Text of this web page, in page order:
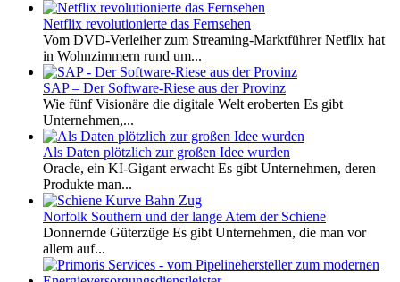
Netflix revolutionierte das Fernsehen
Vom DVD-Verleiher zum Streaming-Marktführer Netflix hat
in Wohnzimmern rund um...
SAP – Der Software-Riese aus der Provinz
Wie fünf Visionäre die digitale Welt eroberten Es gibt
Unternehmen,...
Als Daten plötzlich zur großen Idee wurden
Oracle, ein KI-Gigant erwacht Es gibt Unternehmen, deren
Produkte man...
Norfolk Southern und der lange Atem der Schiene
Donnernde Güterzüge Es gibt Unternehmen, die man vor
allem auf...